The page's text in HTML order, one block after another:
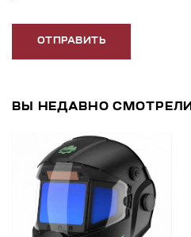
ОТПРАВИТЬ
ВЫ НЕДАВНО СМОТРЕЛИ